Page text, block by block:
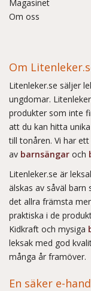
Magasinet
Om oss
Om
Litenleker.se säljer
ungdomar.
produkter som inte
att du kan hitta
till tonåren. Vi har
av barnsängar och
Litenleker.se är
älskas av såväl
det allra främsta
praktiska i de
Kidkraft och mysiga
leksak med god
många år framöver.
En säker e-